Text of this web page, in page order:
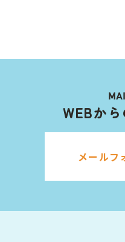
WEBか
メールフ